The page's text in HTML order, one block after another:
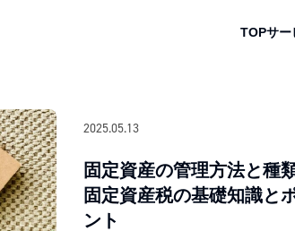
TOPサー
2025.05.13
固定資産の管理方法と種類
固定資産税の基礎知識と
ント